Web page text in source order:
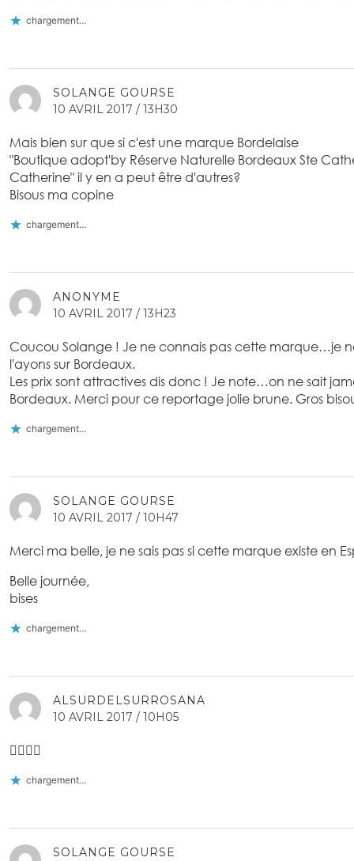
chargement…
SOLANGE GOURSE
10 AVRIL 2017 / 13H30
Mais bien sur que si c'est une marque Bordelaise
"Boutique adopt'by Réserve Naturelle Bordeaux Ste
Catherine" il y en a peut être d'autres?
Bisous ma copine
chargement…
ANONYME
10 AVRIL 2017 / 13H23
Coucou Solange ! Je ne connais pas cette marque…je
l'ayons sur Bordeaux.
Les prix sont attractives dis donc ! Je note…on ne sait
Bordeaux. Merci pour ce reportage jolie brune. Gros
chargement…
SOLANGE GOURSE
10 AVRIL 2017 / 10H47
Merci ma belle, je ne sais pas si cette marque existe en
Belle journée,
bises
chargement…
ALSURDELSURROSANA
10 AVRIL 2017 / 10H05
👍🏼🌹😙
chargement…
SOLANGE GOURSE